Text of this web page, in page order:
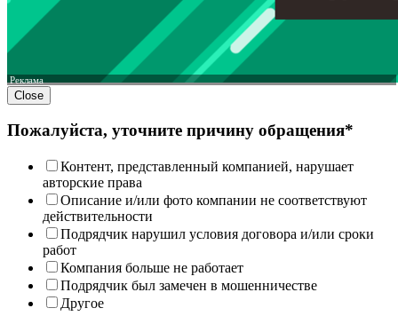
Реклама
Close
Пожалуйста, уточните причину обращения*
Контент, представленный компанией, нарушает
авторские права
Описание и/или фото компании не соответствуют
действительности
Подрядчик нарушил условия договора и/или сроки
работ
Компания больше не работает
Подрядчик был замечен в мошенничестве
Другое